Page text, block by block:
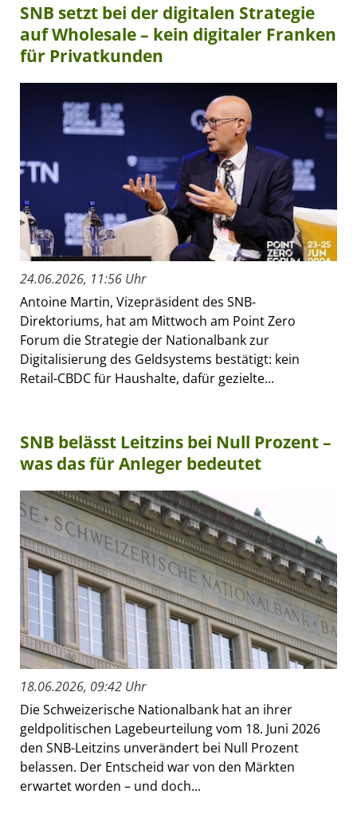
SNB setzt bei der digitalen Strategie
auf Wholesale – kein digitaler Franken
für Privatkunden
24.06.2026, 11:56 Uhr
Antoine Martin, Vizepräsident des SNB-
Direktoriums, hat am Mittwoch am Point Zero
Forum die Strategie der Nationalbank zur
Digitalisierung des Geldsystems bestätigt: kein
Retail-CBDC für Haushalte, dafür gezielte...
SNB belässt Leitzins bei Null Prozent –
was das für Anleger bedeutet
18.06.2026, 09:42 Uhr
Die Schweizerische Nationalbank hat an ihrer
geldpolitischen Lagebeurteilung vom 18. Juni 2026
den SNB-Leitzins unverändert bei Null Prozent
belassen. Der Entscheid war von den Märkten
erwartet worden – und doch...